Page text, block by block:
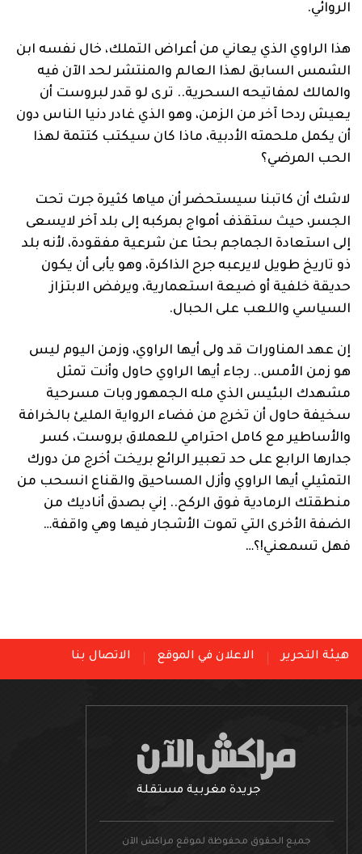
الروائي.
هذا الراوي الذي يعاني من أعراض التملك، خال نفسه ابن
الشمس السابق لهذا العالم والمنتشر لحد الآن فيه
والمالك لمفاتيحه السحرية.. ترى لو قدر لبروست أن
يعيش ردحا آخر من الزمن، وهو الذي غادر دنيا الناس دون
أن يكمل ملحمته الأدبية، ماذا كان سيكتب كتتمة لهذا
الحب المرضي؟
لاشك أن كاتبنا سيستحضر أن مياها كثيرة جرت تحت
الجسر، حيث ستقذف أمواج بمركبه إلى بلد آخر لايسعى
إلى استعادة الجماجم بحثا عن شرعية مفقودة، لأنه بلد
ذو تاريخ طويل لايرعبه جرح الذاكرة، وهو يأبى أن يكون
حديقة خلفية أو ضيعة استعمارية، ويرفض الابتزاز
السياسي واللعب على الحبال.
إن عهد المناورات قد ولى أيها الراوي، وزمن اليوم ليس
هو زمن الأمس.. رجاء أيها الراوي حاول وأنت تمثل
مشهدك البئيس الذي مله الجمهور وبات مسرحية
سخيفة حاول أن تخرج من فضاء الرواية المليئ بالخرافة
والأساطير مع كامل احترامي للعملاق بروست، كسر
جدارها الرابع على حد تعبير الرائع بريخت أخرج من دورك
التمثيلي أيها الراوي وأزل المساحيق والقناع انسحب من
منطقتك الرمادية فوق الركح.. إني بصدق أناديك من
الضفة الأخرى التي تموت الأشجار فيها وهي واقفة…
فهل تسمعني!؟…
هيئة التحرير الاعلان في الموقع الاتصال بنا
جريدة مغربية مستقلة
جميع الحقوق محفوظة لموقع مراكش الآن